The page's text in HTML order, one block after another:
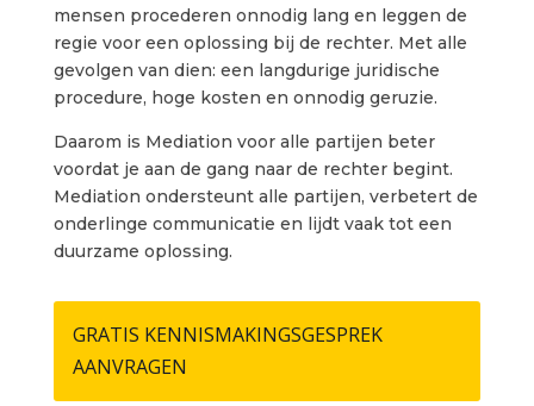
mensen procederen onnodig lang en leggen de
regie voor een oplossing bij de rechter. Met alle
gevolgen van dien: een langdurige juridische
procedure, hoge kosten en onnodig geruzie.
Daarom is Mediation voor alle partijen beter
voordat je aan de gang naar de rechter begint.
Mediation ondersteunt alle partijen, verbetert de
onderlinge communicatie en lijdt vaak tot een
duurzame oplossing.
GRATIS KENNISMAKINGSGESPREK
AANVRAGEN